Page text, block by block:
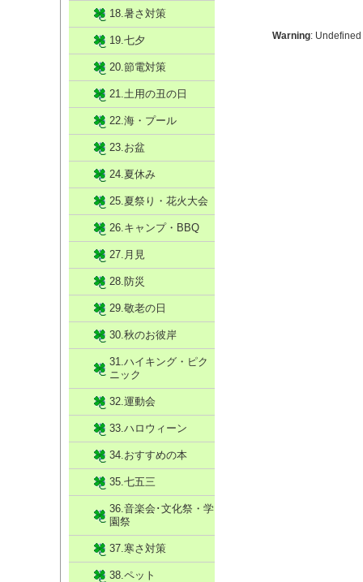
Warning:
18.暑さ対策
19.七夕
20.節電対策
21.土用の丑の日
22.海・プール
23.お盆
24.夏休み
25.夏祭り・花火大会
26.キャンプ・BBQ
27.月見
28.防災
29.敬老の日
30.秋のお彼岸
31.ハイキング・ピク
ニック
32.運動会
33.ハロウィーン
34.おすすめの本
35.七五三
36.音楽会･文化祭・学
園祭
37.寒さ対策
38.ペット